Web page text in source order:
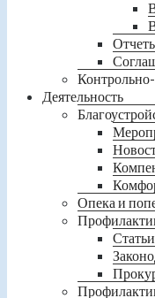
Контрольно-
Деятельность
Опека и
Статьи